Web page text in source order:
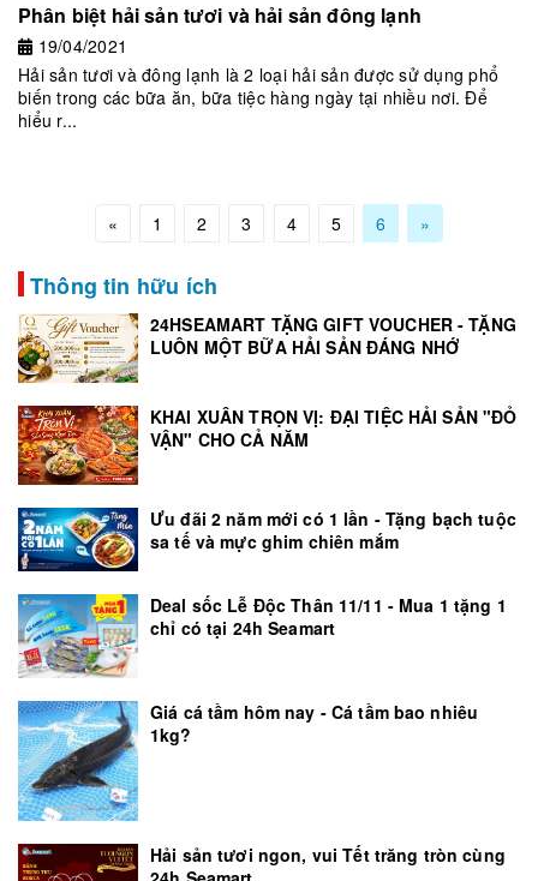
Phân biệt hải sản tươi và hải sản đông lạnh
19/04/2021
Hải sản tươi và đông lạnh là 2 loại hải sản được sử dụng phổ
biến trong các bữa ăn, bữa tiệc hàng ngày tại nhiều nơi. Để
hiểu r...
« 1 2 3 4 5 6 »
Thông tin hữu ích
24HSEAMART TẶNG GIFT VOUCHER - TẶNG
LUÔN MỘT BỮA HẢI SẢN ĐÁNG NHỚ
KHAI XUÂN TRỌN VỊ: ĐẠI TIỆC HẢI SẢN "ĐỎ
VẬN" CHO CẢ NĂM
Ưu đãi 2 năm mới có 1 lần - Tặng bạch tuộc
sa tế và mực ghim chiên mắm
Deal sốc Lễ Độc Thân 11/11 - Mua 1 tặng 1
chỉ có tại 24h Seamart
Giá cá tầm hôm nay - Cá tầm bao nhiêu
1kg?
Hải sản tươi ngon, vui Tết trăng tròn cùng